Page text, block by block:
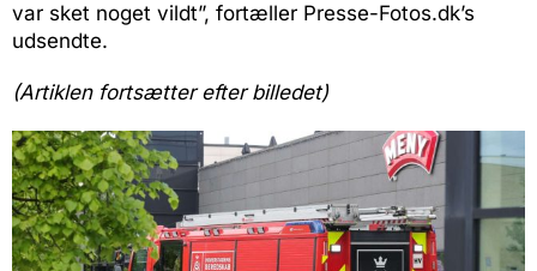
var sket noget vildt”, fortæller Presse-Fotos.dk’s
udsendte.
(Artiklen fortsætter efter billedet)